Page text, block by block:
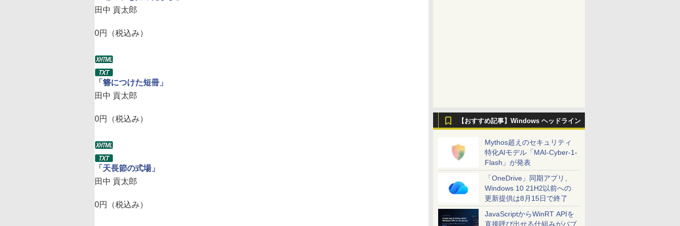
【おすすめ記事】Windows ヘッドライン
Mythos超えのセキュリティ
特化AIモデル「MAI-Cyber-1-
Flash」が発表
「OneDrive」同期アプリ、
Windows 10 21H2以前への
更新提供は8月15日で終了
JavaScriptからWinRT APIを
直接呼び出せる仕組みがパブ
田中 貢太郎
0円（税込み）
「簪につけた短冊」
田中 貢太郎
0円（税込み）
「天長節の式場」
田中 貢太郎
0円（税込み）